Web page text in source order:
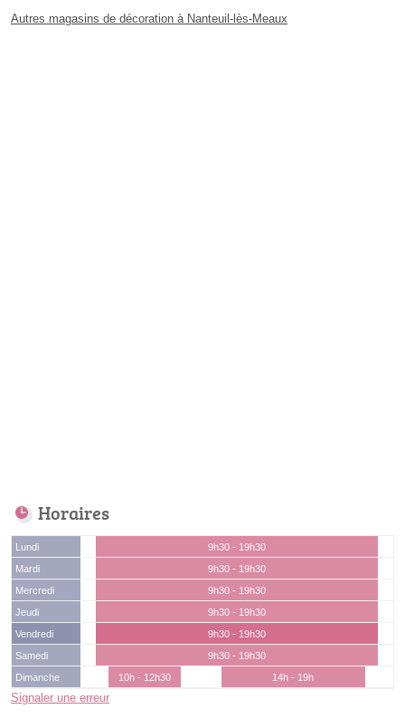
Autres magasins de décoration à Nanteuil-lès-Meaux
Horaires
Lundi
9h30 - 19h30
Mardi
9h30 - 19h30
Mercredi
9h30 - 19h30
Jeudi
9h30 - 19h30
Vendredi
9h30 - 19h30
Samedi
9h30 - 19h30
Dimanche
10h - 12h30 14h - 19h
Signaler une erreur